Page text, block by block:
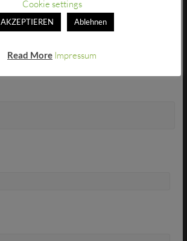
Cookie settings
AKZEPTIEREN Ablehnen
Read More Impressum